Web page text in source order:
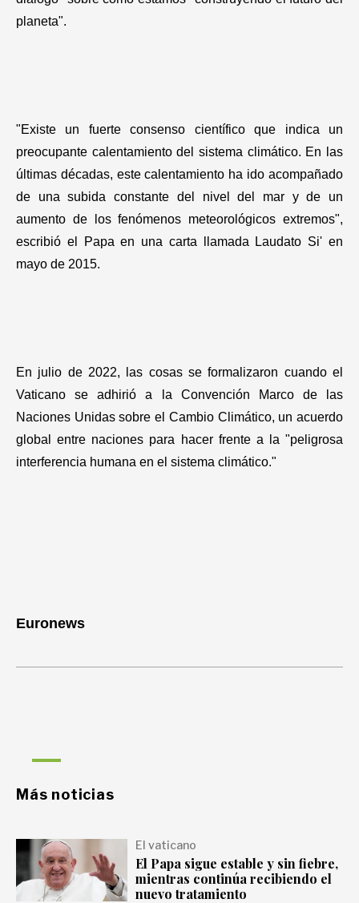
planeta".
"Existe un fuerte consenso científico que indica un
preocupante calentamiento del sistema climático. En las
últimas décadas, este calentamiento ha ido acompañado
de una subida constante del nivel del mar y de un
aumento de los fenómenos meteorológicos extremos",
escribió el Papa en una carta llamada Laudato Si' en
mayo de 2015.
En julio de 2022, las cosas se formalizaron cuando el
Vaticano se adhirió a la Convención Marco de las
Naciones Unidas sobre el Cambio Climático, un acuerdo
global entre naciones para hacer frente a la "peligrosa
interferencia humana en el sistema climático."
Euronews
Más noticias
El vaticano
El Papa sigue estable y sin fiebre,
mientras continúa recibiendo el
nuevo tratamiento